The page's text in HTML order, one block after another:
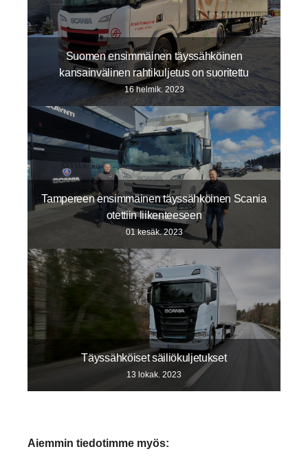
Suomen ensimmäinen täyssähköinen
kansainvälinen rahtikuljetus on suoritettu
16 helmik. 2023
Tampereen ensimmäinen täyssähköinen Scania
otettiin liikenteeseen
01 kesäk. 2023
Täyssähköiset säiliökuljetukset
13 lokak. 2023
Aiemmin tiedotimme myös: